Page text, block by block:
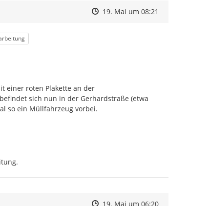
Zeitpunkt des Erstellens
Zeitpunkt des Erstellens
19. Mai um 08:21
einer roten Plakette an der
sich nun in der Gerhardstraße (etwa
so ein Müllfahrzeug vorbei.
Zeitpunkt des Erstellens
Zeitpunkt des Erstellens
19. Mai um 06:20Zur Äußerung